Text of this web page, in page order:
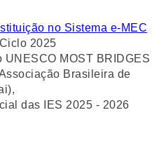
no Sistema e-MEC